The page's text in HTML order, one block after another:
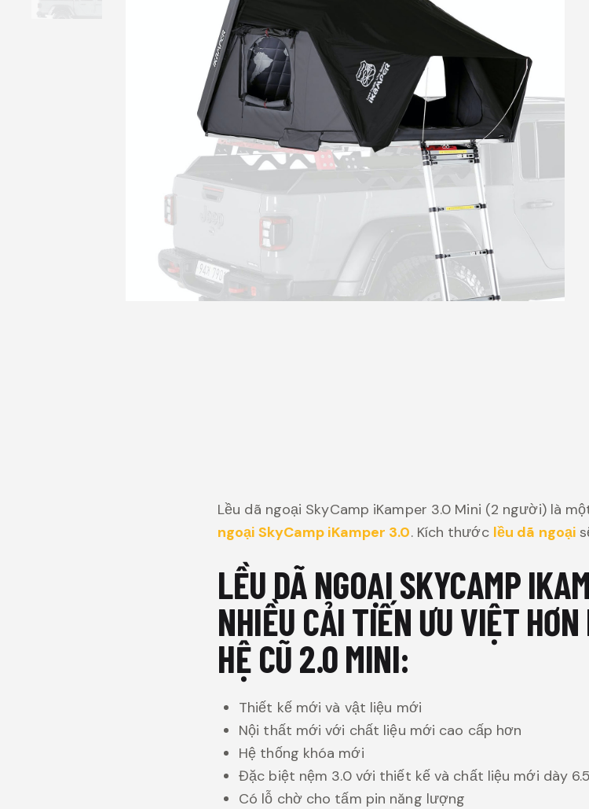
Lều dã ngoại SkyCamp iKamper 3.0 Mini (2 người) là
ngoại SkyCamp iKamper 3.0. Kích thước lều dã ngoại
LỀU DÃ NGOẠI SKYCAMP
NHIỀU CẢI TIẾN ƯU VIỆT
HỆ CŨ 2.0 MINI:
Thiết kế mới và vật liệu mới
Nội thất mới với chất liệu mới cao cấp hơn
Hệ thống khóa mới
Đặc biệt nệm 3.0 với thiết kế và chất liệu mới dày
Có lỗ chờ cho tấm pin năng lượng